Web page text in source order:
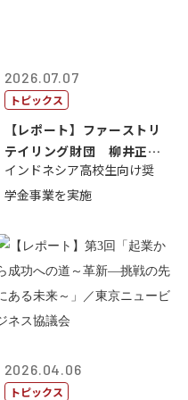
2026.07.07
トピックス
【レポート】ファーストリ
テイリング財団 柳井正
理事長
インドネシア高校生向け奨
学金事業を実施
2026.04.06
トピックス